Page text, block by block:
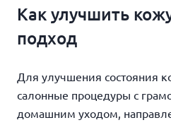
Как улучшить
подход
Для улучшения состояния
салонные процедуры с
домашним уходом,